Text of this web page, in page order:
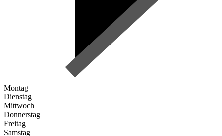
Montag
Dienstag
Mittwoch
Donnerstag
Freitag
Samstag